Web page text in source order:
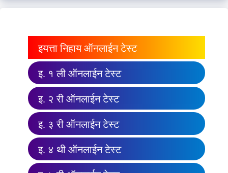
इयत्ता निहाय ऑनलाईन टेस्ट
इ. १ ली ऑनलाईन टेस्ट
इ. २ री ऑनलाईन टेस्ट
इ. ३ री ऑनलाईन टेस्ट
इ. ४ थी ऑनलाईन टेस्ट